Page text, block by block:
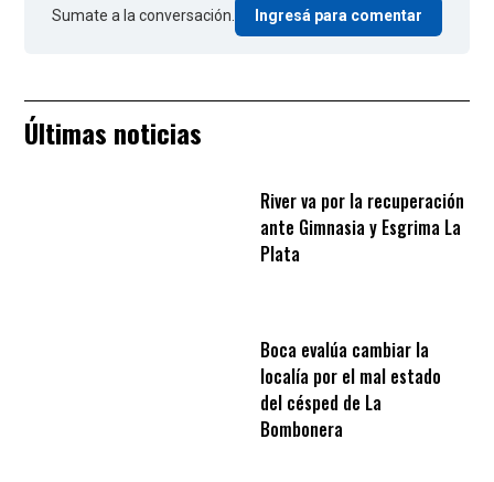
Sumate a la conversación. Ingresá para comentar
Últimas noticias
River va por la recuperación
ante Gimnasia y Esgrima La
Plata
Boca evalúa cambiar la
localía por el mal estado
del césped de La
Bombonera